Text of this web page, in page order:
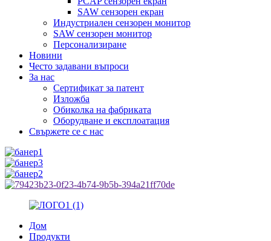
SAW сензорен екран
Индустриален сензорен монитор
SAW сензорен монитор
Персонализиране
Новини
Често задавани въпроси
За нас
Сертификат за патент
Изложба
Обиколка на фабриката
Оборудване и експлоатация
Свържете се с нас
Дом
Продукти